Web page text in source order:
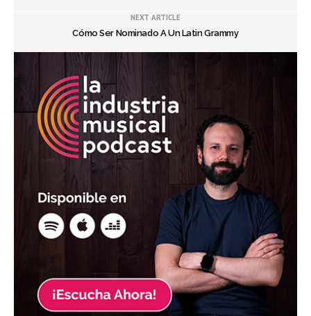
NEXT ARTICLE
Cómo Ser Nominado A Un Latin Grammy